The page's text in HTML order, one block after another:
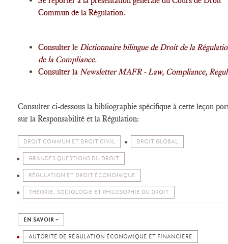
Commun de la Régulation.
Consulter le Dictionnaire bilingue de Droit de la
de la Compliance.
Consulter la Newsletter MAFR - Law, Compliance,
Consulter ci-dessous la bibliographie spécifique à cette leçon
sur la Responsabilité et la Régulation:
DROIT COMMUN ET DROIT CIVIL DROIT GLOBAL
GRANDES QUESTIONS DU DROIT
RÉGULATION ET DROIT ÉCONOMIQUE
THÉORIE, SOCIOLOGIE ET PHILOSOPHIE DU DROIT
EN SAVOIR +
AUTORITÉ DE RÉGULATION ÉCONOMIQUE ET FINANCIÈRE